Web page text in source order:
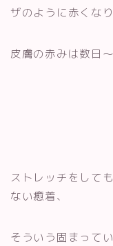
ザのように赤くなり
皮膚の赤みは数日
ストレッチをして
ない癒着、
そういう固まって